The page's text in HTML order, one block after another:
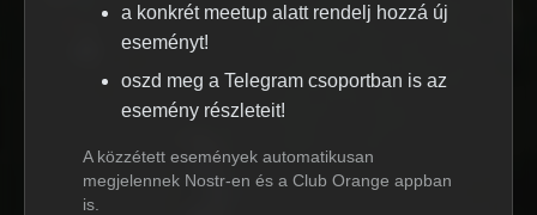
a konkrét meetup alatt rendelj hozzá új
eseményt!
oszd meg a Telegram csoportban is az
esemény részleteit!
A közzétett események automatikusan
megjelennek Nostr-en és a Club Orange appban
is.